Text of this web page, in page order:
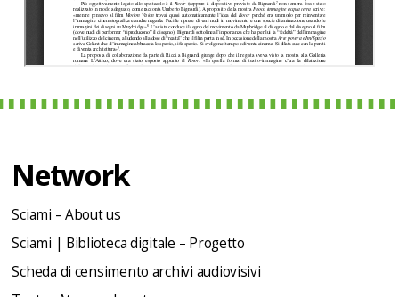
Network
Sciami – About us
Sciami | Biblioteca digitale – Progetto
Scheda di censimento archivi audiovisivi